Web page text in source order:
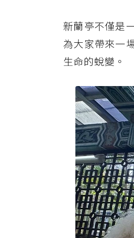
新蘭亭不僅是
為大家帶來一
生命的蛻變。